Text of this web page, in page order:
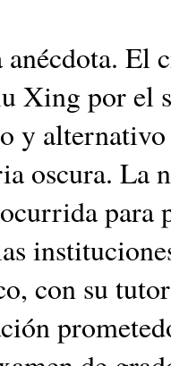
El
Xing por el
y
oscura. La
para
con su